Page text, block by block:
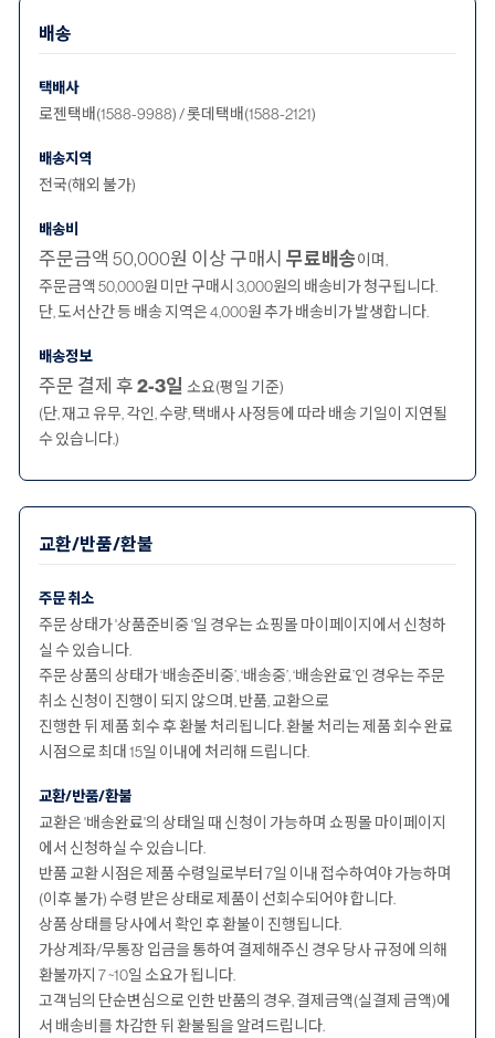
배송
택배사
로젠택배(1588-9988) / 롯데택배(1588-2121)
배송지역
전국(해외 불가)
배송비
주문금액 50,000원 이상 구매시 무료배송이며,
주문금액 50,000원 미만 구매시 3,000원의 배송비가 청구됩니다.
단, 도서산간 등 배송 지역은 4,000원 추가 배송비가 발생합니다.
배송정보
주문 결제 후2-3일 소요(평일 기준)
(단, 재고 유무, 각인, 수량, 택배사 사정등에 따라 배송 기일이 지연될
수 있습니다.)
교환/반품/환불
주문 취소
주문 상태가 '상품준비중 '일 경우는 쇼핑몰 마이페이지에서 신청하
실 수 있습니다.
주문 상품의 상태가 ‘배송준비중’, ‘배송중’, ‘배송완료’인 경우는 주문
취소 신청이 진행이 되지 않으며, 반품, 교환으로
진행한 뒤 제품 회수 후 환불 처리됩니다. 환불 처리는 제품 회수 완료
시점으로 최대 15일 이내에 처리해 드립니다.
교환/반품/환불
교환은 '배송완료'의 상태일 때 신청이 가능하며 쇼핑몰 마이페이지
에서 신청하실 수 있습니다.
반품 교환 시점은 제품 수령일로부터 7일 이내 접수하여야 가능하며
(이후 불가) 수령 받은 상태로 제품이 선회수되어야 합니다.
상품 상태를 당사에서 확인 후 환불이 진행됩니다.
가상계좌/무통장 입금을 통하여 결제해주신 경우 당사 규정에 의해
환불까지 7 ~10일 소요가 됩니다.
고객님의 단순변심으로 인한 반품의 경우, 결제금액(실결제 금액)에
서 배송비를 차감한 뒤 환불됨을 알려드립니다.